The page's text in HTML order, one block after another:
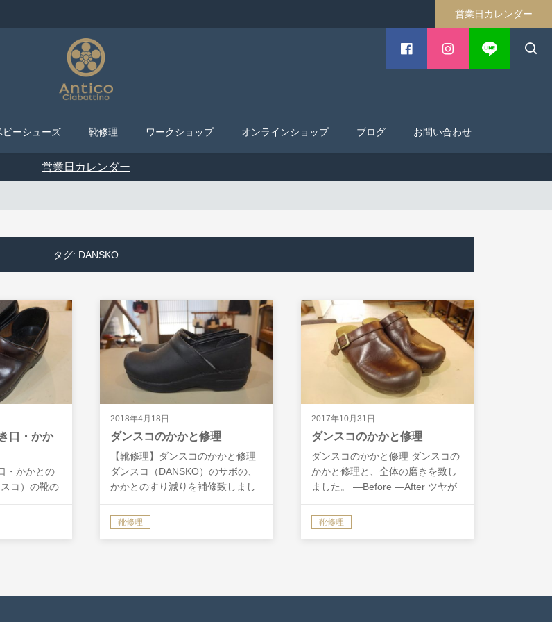
営業日カレンダー
ビーシューズ 靴修理 ワークショップ オンラインショップ ブログ お問い合わせ
営業日カレンダー
タグ: DANSKO
口・かか
・かかとの
コ）の靴の
入されたと
履き口の部
2018年4月18日
ダンスコのかかと修理
【靴修理】ダンスコのかかと修理
ダンスコ（DANSKO）のサボの、
かかとのすり減りを補修致しまし
り具合であれば、最初の状態とあ
まり変化のない見た目に補修する
靴修理
2017年10月31日
ダンスコのかかと修理
ダンスコのかかと修理 ダンスコの
かかと修理と、全体の磨きを致し
ました。 ―Before ―After ツヤが
でしっかり補色と保湿を致しまし
た。 すり減っていたかかとを補修
靴修理